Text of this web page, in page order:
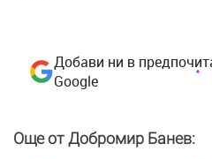
Добави ни в
Google
Още от Добромир Банев: